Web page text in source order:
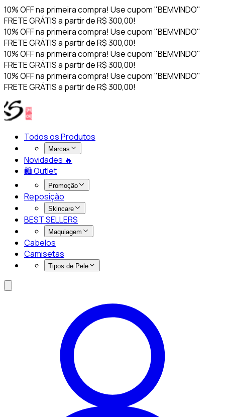
10% OFF na primeira compra! Use cupom "BEMVINDO"
FRETE GRÁTIS a partir de R$ 300,00!
10% OFF na primeira compra! Use cupom "BEMVINDO"
FRETE GRÁTIS a partir de R$ 300,00!
10% OFF na primeira compra! Use cupom "BEMVINDO"
FRETE GRÁTIS a partir de R$ 300,00!
10% OFF na primeira compra! Use cupom "BEMVINDO"
FRETE GRÁTIS a partir de R$ 300,00!
Todos os Produtos
Marcas
Novidades 🔥​
🛍️ Outlet
Promoção
Reposição
Skincare
BEST SELLERS
Maquiagem
Cabelos
Camisetas
Tipos de Pele